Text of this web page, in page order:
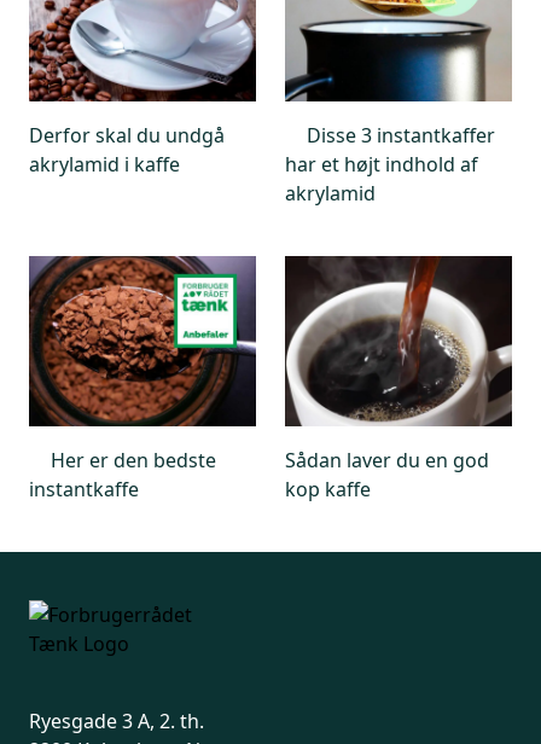
Derfor skal du undgå
akrylamid i kaffe
Disse 3 instantkaffer
har et højt indhold af
akrylamid
Her er den bedste
instantkaffe
Sådan laver du en god
kop kaffe
Ryesgade 3 A, 2. th.